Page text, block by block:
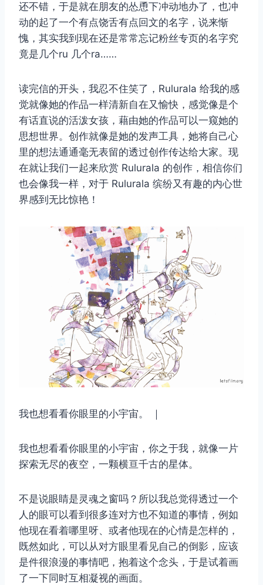
还不错，于是就在朋友的怂恿下冲动地办了，也冲
动的起了一个有点饶舌有点回文的名字，说来惭
愧，其实我到现在还是常常忘记粉丝专页的名字究
竟是几个ru 几个ra……
读完信的开头，我忍不住笑了，Rulurala 给我的感
觉就像她的作品一样清新自在又愉快，感觉像是个
有话直说的活泼女孩，藉由她的作品可以一窥她的
思想世界。创作就像是她的发声工具，她将自己心
里的想法通通毫无表留的透过创作传达给大家。现
在就让我们一起来欣赏 Rulurala 的创作，相信你们
也会像我一样，对于 Rulurala 缤纷又有趣的内心世
界感到无比惊艳！
我也想看看你眼里的小宇宙。 ｜
我也想看看你眼里的小宇宙，你之于我，就像一片
探索无尽的夜空，一颗横亘千古的星体。
不是说眼睛是灵魂之窗吗？所以我总觉得透过一个
人的眼可以看到很多连对方也不知道的事情，例如
他现在看着哪里呀、或者他现在的心情是怎样的，
既然如此，可以从对方眼里看见自己的倒影，应该
是件很浪漫的事情吧，抱着这个念头，于是试着画
了一下同时互相凝视的画面。